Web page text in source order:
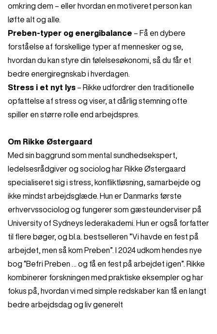
omkring dem – eller hvordan en motiveret person kan
løfte alt og alle.
Preben‑typer og energibalance – Få en dybere
forståelse af forskellige typer af mennesker og se,
hvordan du kan styre din følelsesøkonomi, så du får et
bedre energiregnskab i hverdagen.
Stress i et nyt lys – Rikke udfordrer den traditionelle
opfattelse af stress og viser, at dårlig stemning ofte
spiller en større rolle end arbejdspres.
Om Rikke Østergaard
Med sin baggrund som mental sundhedsekspert,
ledelsesrådgiver og sociolog har Rikke Østergaard
specialiseret sig i stress, konfliktløsning, samarbejde og
ikke mindst arbejdsglæde. Hun er Danmarks første
erhvervssociolog og fungerer som gæsteunderviser på
University of Sydneys lederakademi. Hun er også forfatter
til flere bøger, og bl.a. bestselleren ”Vi havde en fest på
arbejdet, men så kom Preben”. I 2024 udkom hendes nye
bog “Befri Preben … og få en fest på arbejdet igen”. Rikke
kombinerer forskningen med praktiske eksempler og har
fokus på, hvordan vi med simple redskaber kan få en langt
bedre arbejdsdag og liv generelt